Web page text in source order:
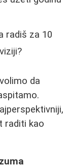
radiš za 10
da
raditi kao